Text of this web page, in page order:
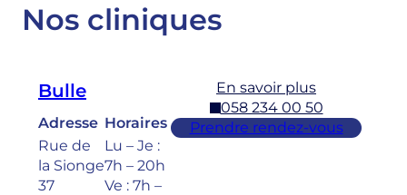
Nos cliniques
Bulle
Adresse
Rue de
la Sionge
37
Horaires
Lu – Je :
7h – 20h
Ve : 7h –
En savoir plus
058 234 00 50
Prendre rendez-vous